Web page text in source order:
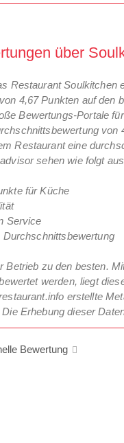
über
Restaurant
4,67 Punkten auf den
Bewertungs-Portale
Restaurant eine
sehen wie folgt
für Küche
Service
Betrieb zu den besten.
werden, liegt
erstellte
Erhebung dieser
Bewertung